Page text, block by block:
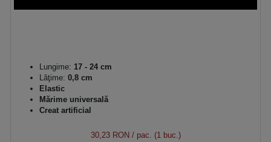
Lungime: 17 - 24 cm
Lăţime: 0,8 cm
Elastic
Mărime universală
Creat artificial
30,23 RON/ pac. (1 buc.)